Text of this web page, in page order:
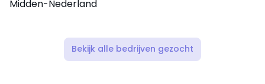
Midden-Nederland
Bekijk alle bedrijven gezocht